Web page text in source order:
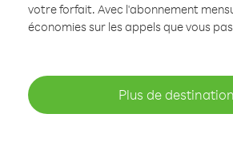
votre forfait. Avec l'abonnement
économies sur les appels que vous
Plus de